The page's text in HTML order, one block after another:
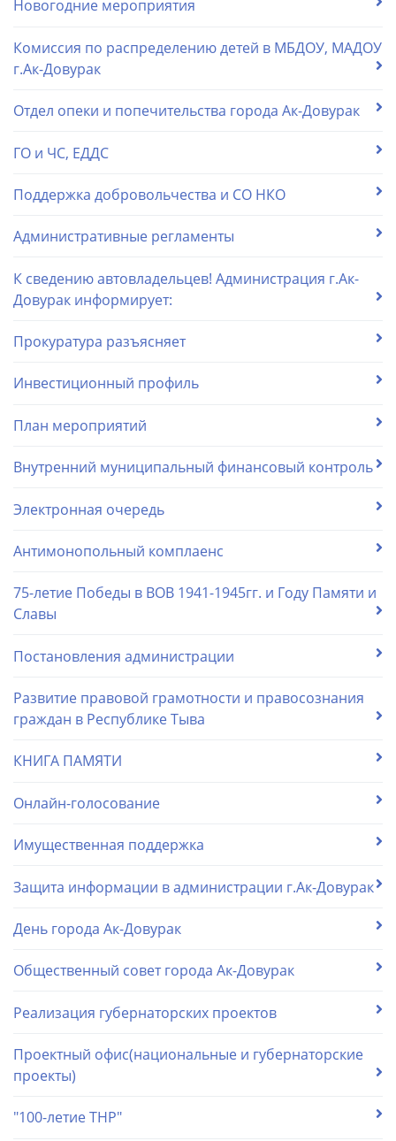
Новогодние мероприятия
Комиссия по распределению детей в МБДОУ, МАДОУ
г.Ак-Довурак
Отдел опеки и попечительства города Ак-Довурак
ГО и ЧС, ЕДДС
Поддержка добровольчества и СО НКО
Административные регламенты
К сведению автовладельцев! Администрация г.Ак-
Довурак информирует:
Прокуратура разъясняет
Инвестиционный профиль
План мероприятий
Внутренний муниципальный финансовый контроль
Электронная очередь
Антимонопольный комплаенс
75-летие Победы в ВОВ 1941-1945гг. и Году Памяти и
Славы
Постановления администрации
Развитие правовой грамотности и правосознания
граждан в Республике Тыва
КНИГА ПАМЯТИ
Онлайн-голосование
Имущественная поддержка
Защита информации в администрации г.Ак-Довурак
День города Ак-Довурак
Общественный совет города Ак-Довурак
Реализация губернаторских проектов
Проектный офис(национальные и губернаторские
проекты)
"100-летие ТНР"